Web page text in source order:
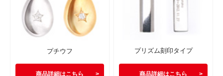
プチウフ
商品詳細はこちら
プリズム刻印タイプ
商品詳細はこちら